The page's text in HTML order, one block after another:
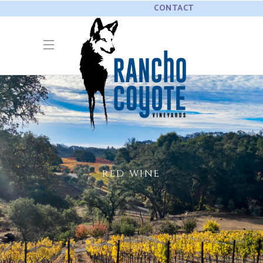
CONTACT
RED WINE